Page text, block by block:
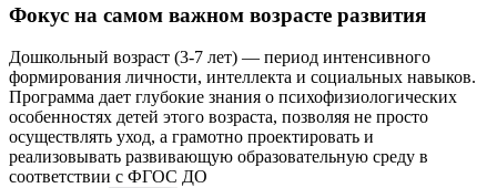
Фокус на самом важном возрасте развития
Дошкольный возраст (3-7 лет) — период интенсивного
формирования личности, интеллекта и социальных навыков.
Программа дает глубокие знания о психофизиологических
особенностях детей этого возраста, позволяя не просто
осуществлять уход, а грамотно проектировать и
реализовывать развивающую образовательную среду в
соответствии с ФГОС ДО